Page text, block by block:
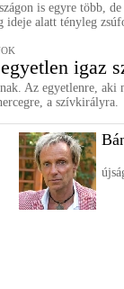
is egyre több,
ideje alatt tényleg
igaz
Az egyetlenre, aki
a szívkirályra.